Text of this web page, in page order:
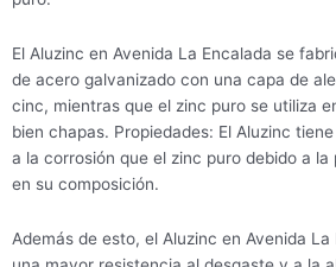
El Aluzinc en Avenida La Encalada se
de acero galvanizado con una capa de
cinc, mientras que el zinc puro se utiliza
bien chapas. Propiedades: El Aluzinc
a la corrosión que el zinc puro debido a la
en su composición.
Además de esto, el Aluzinc en Avenida